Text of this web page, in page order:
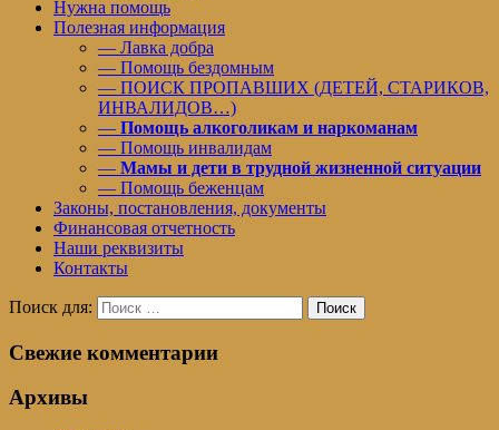
Нужна помощь
Полезная информация
— Лавка добра
— Помощь бездомным
— ПОИСК ПРОПАВШИХ (ДЕТЕЙ, СТАРИКОВ,
ИНВАЛИДОВ…)
— Помощь алкоголикам и наркоманам
— Помощь инвалидам
— Мамы и дети в трудной жизненной ситуации
— Помощь беженцам
Законы, постановления, документы
Финансовая отчетность
Наши реквизиты
Контакты
Поиск для: Поиск
Свежие комментарии
Архивы